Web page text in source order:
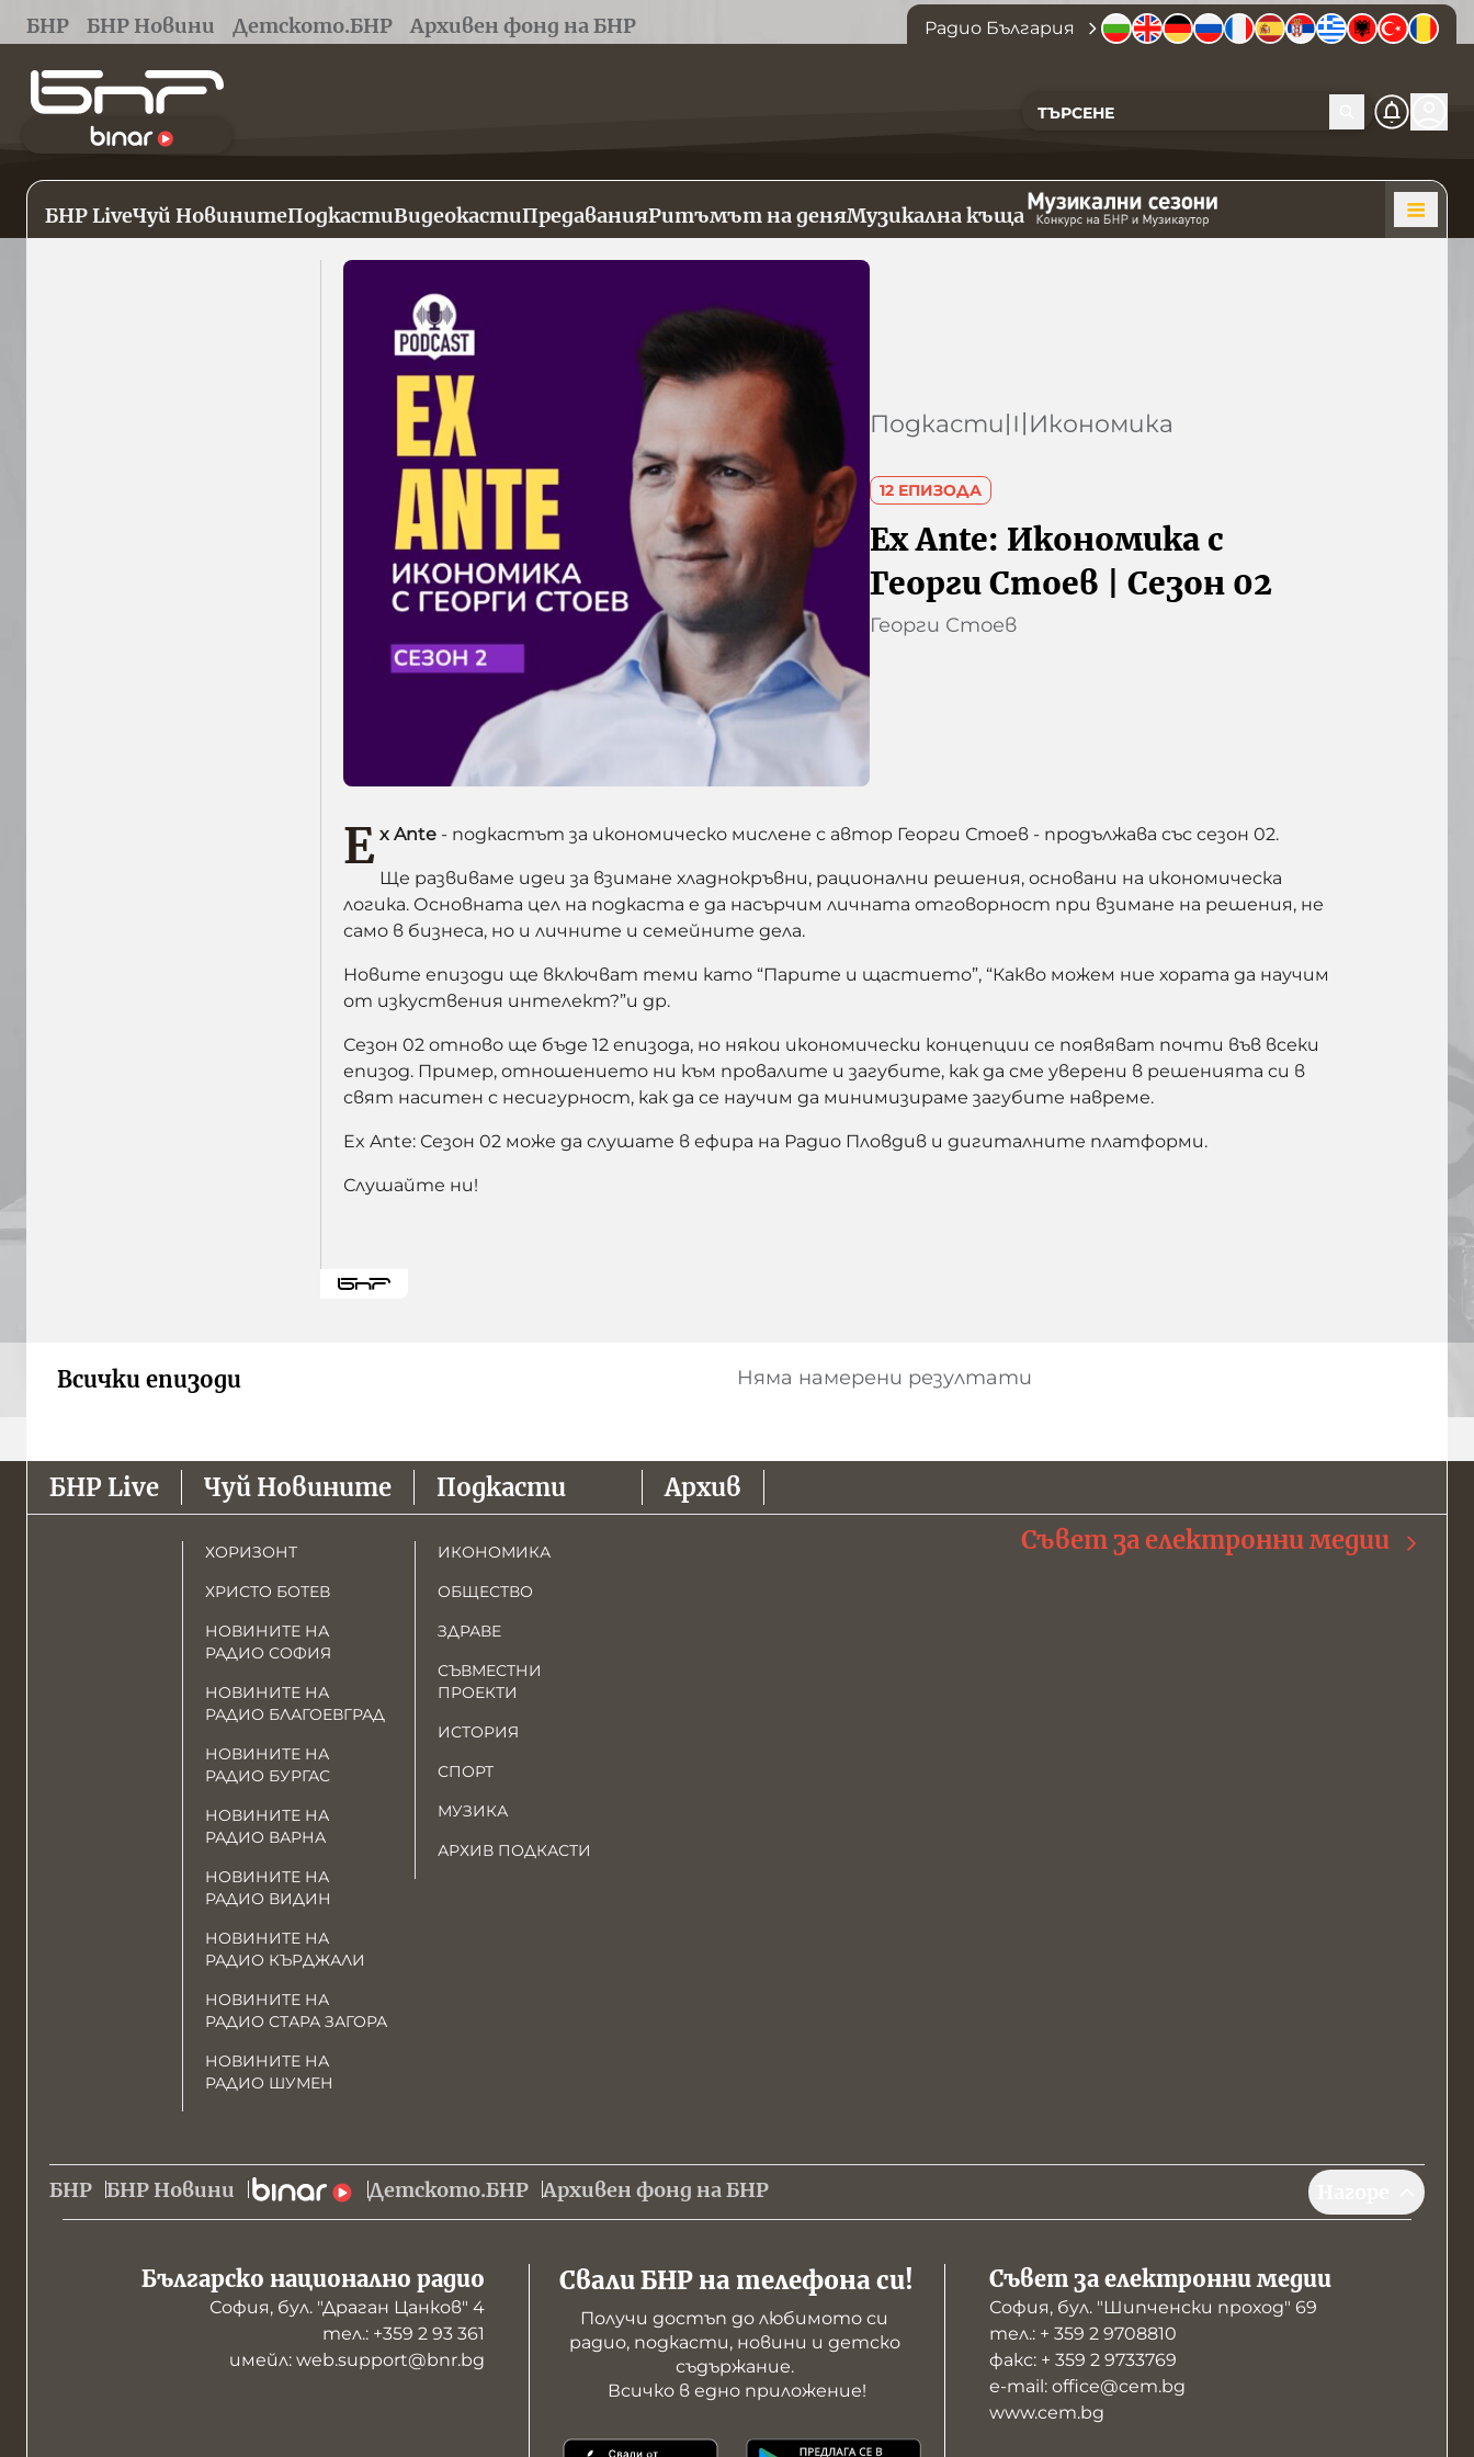
БНР БНР Новини Детското.БНР Архивен фонд на БНР Радио България
БНР LiveЧуй НовинитеПодкастиВидеокастиПредаванияРитъмът на деняМузикална къща
Подкасти〣 Икономика
12 ЕПИЗОДА
Ex Ante: Икономика с
Георги Стоев | Сезон 02
Георги Стоев
E x Ante - подкастът за икономическо мислене с автор Георги Стоев - продължава със сезон 02.
Ще развиваме идеи за взимане хладнокръвни, рационални решения, основани на икономическа
логика. Основната цел на подкаста е да насърчим личната отговорност при взимане на решения, не
само в бизнеса, но и личните и семейните дела.
Новите епизоди ще включват теми като “Парите и щастието”, “Какво можем ние хората да научим
от изкуствения интелект?”и др.
Сезон 02 отново ще бъде 12 епизода, но някои икономически концепции се появяват почти във всеки
епизод. Пример, отношението ни към провалите и загубите, как да сме уверени в решенията си в
свят наситен с несигурност, как да се научим да минимизираме загубите навреме.
Ex Ante: Сезон 02 може да слушате в ефира на Радио Пловдив и дигиталните платформи.
Слушайте ни!
Всички епизоди Няма намерени резултати
БНР Live Чуй Новините
ХОРИЗОНТ
ХРИСТО БОТЕВ
НОВИНИТЕ НА
РАДИО СОФИЯ
НОВИНИТЕ НА
РАДИО БЛАГОЕВГРАД
НОВИНИТЕ НА
РАДИО БУРГАС
НОВИНИТЕ НА
РАДИО ВАРНА
НОВИНИТЕ НА
РАДИО ВИДИН
НОВИНИТЕ НА
РАДИО КЪРДЖАЛИ
НОВИНИТЕ НА
РАДИО СТАРА ЗАГОРА
НОВИНИТЕ НА
РАДИО ШУМЕН
Подкасти
ИКОНОМИКА
ОБЩЕСТВО
ЗДРАВЕ
СЪВМЕСТНИ
ПРОЕКТИ
ИСТОРИЯ
СПОРТ
МУЗИКА
АРХИВ ПОДКАСТИ
Архив
Съвет за електронни медии
БНР БНР Новини Детското.БНР Архивен фонд на БНР
Българско национално радио
София, бул. "Драган Цанков" 4
тел.: +359 2 93 361
имейл: web.support@bnr.bg
Свали БНР на телефона си!
Получи достъп до любимото си
радио, подкасти, новини и детско
съдържание.
Всичко в едно приложение!
Съвет за електронни медии
София, бул. "Шипченски проход" 69
тел.: + 359 2 9708810
факс: + 359 2 9733769
е-mail: office@cem.bg
www.cem.bg